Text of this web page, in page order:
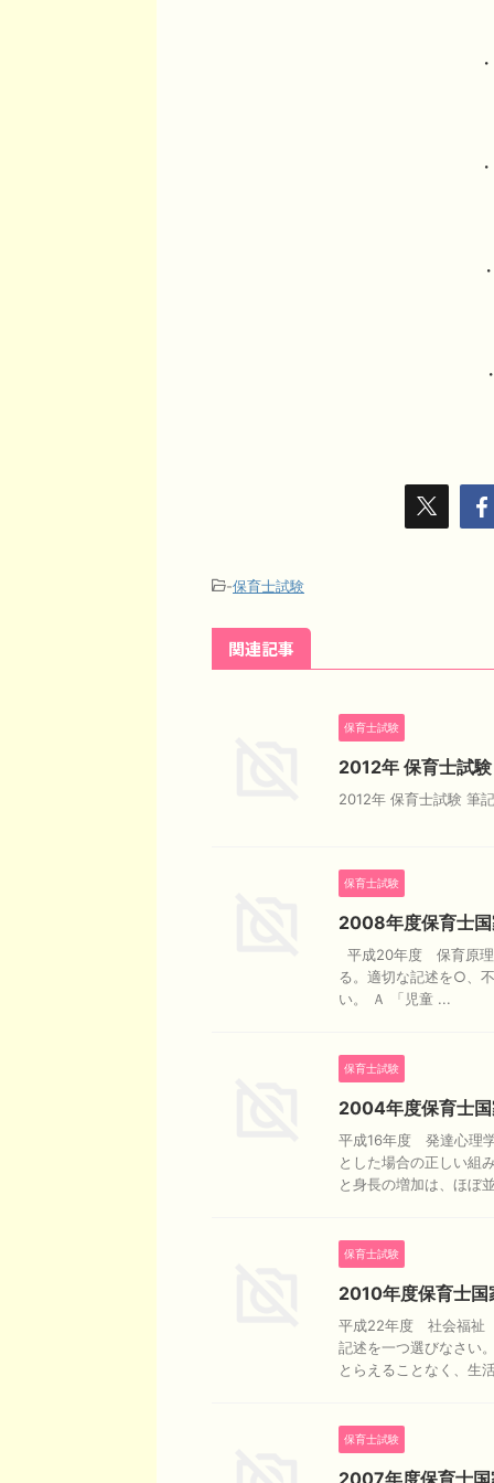
・
・
-保育士試験
関連記事
保育士試験
2012年 保育士試
2012年 保育士試験 筆
保育士試験
2008年度保育士
平成20年度 保育原
る。適切な記述を○、
い。 Ａ 「児童 ...
保育士試験
2004年度保育士
平成16年度 発達心理
とした場合の正しい組
と身長の増加は、ほぼ
保育士試験
2010年度保育士
平成22年度 社会福祉
記述を一つ選びなさい
とらえることなく、生
保育士試験
2007年度保育士